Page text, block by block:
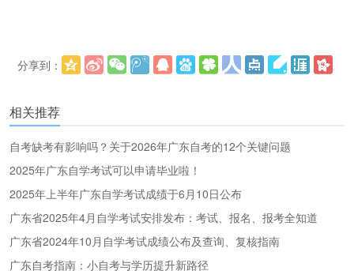
分享到：
相关推荐
自考缺考有影响吗？关于2026年广东自考的12个关键问题
2025年广东自学考试可以申请毕业啦！
2025年上半年广东自学考试成绩于6月10日公布
广东省2025年4月自学考试安排发布：考试、报名、报考全知道
广东省2024年10月自学考试成绩公布及查询、复核指南
广东自考指南：小自考与学历提升新路径